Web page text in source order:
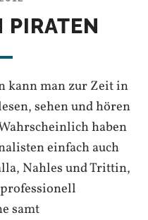
PIRATEN
kann man zur Zeit in
sehen und hören
haben
einfach auch
Nahles und Trittin,
samt